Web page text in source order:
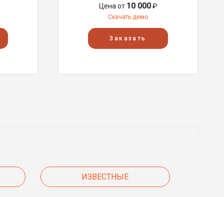
Цена от 10 000₽
Скачать демо
Заказать
ИЗВЕСТНЫЕ